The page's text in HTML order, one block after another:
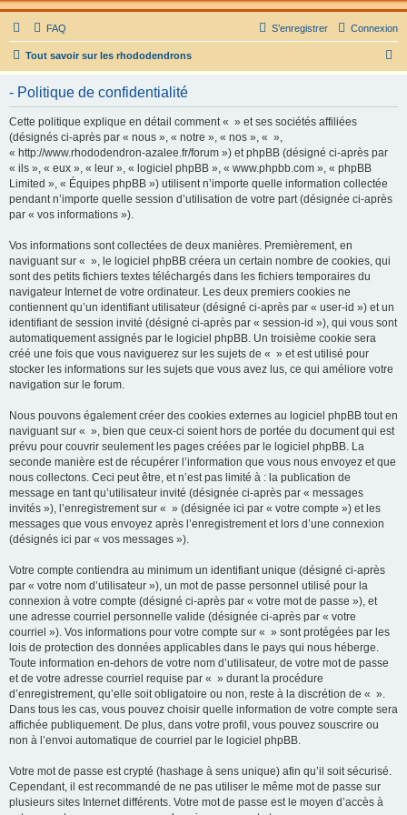
FAQ Connexion
S’enregistrer
Tout savoir sur les rhododendrons
- Politique de confidentialité
Cette politique explique en détail comment « » et ses sociétés affiliées
(désignés ci-après par « nous », « notre », « nos », « »,
« http://www.rhododendron-azalee.fr/forum ») et phpBB (désigné ci-après par
« ils », « eux », « leur », « logiciel phpBB », « www.phpbb.com », « phpBB
Limited », « Équipes phpBB ») utilisent n’importe quelle information collectée
pendant n’importe quelle session d’utilisation de votre part (désignée ci-après
par « vos informations »).
Vos informations sont collectées de deux manières. Premièrement, en
naviguant sur « », le logiciel phpBB créera un certain nombre de cookies, qui
sont des petits fichiers textes téléchargés dans les fichiers temporaires du
navigateur Internet de votre ordinateur. Les deux premiers cookies ne
contiennent qu’un identifiant utilisateur (désigné ci-après par « user-id ») et un
identifiant de session invité (désigné ci-après par « session-id »), qui vous sont
automatiquement assignés par le logiciel phpBB. Un troisième cookie sera
créé une fois que vous naviguerez sur les sujets de « » et est utilisé pour
stocker les informations sur les sujets que vous avez lus, ce qui améliore votre
navigation sur le forum.
Nous pouvons également créer des cookies externes au logiciel phpBB tout en
naviguant sur « », bien que ceux-ci soient hors de portée du document qui est
prévu pour couvrir seulement les pages créées par le logiciel phpBB. La
seconde manière est de récupérer l’information que vous nous envoyez et que
nous collectons. Ceci peut être, et n’est pas limité à : la publication de
message en tant qu’utilisateur invité (désignée ci-après par « messages
invités »), l’enregistrement sur « » (désignée ici par « votre compte ») et les
messages que vous envoyez après l’enregistrement et lors d’une connexion
(désignés ici par « vos messages »).
Votre compte contiendra au minimum un identifiant unique (désigné ci-après
par « votre nom d’utilisateur »), un mot de passe personnel utilisé pour la
connexion à votre compte (désigné ci-après par « votre mot de passe »), et
une adresse courriel personnelle valide (désignée ci-après par « votre
courriel »). Vos informations pour votre compte sur « » sont protégées par les
lois de protection des données applicables dans le pays qui nous héberge.
Toute information en-dehors de votre nom d’utilisateur, de votre mot de passe
et de votre adresse courriel requise par « » durant la procédure
d’enregistrement, qu’elle soit obligatoire ou non, reste à la discrétion de « ».
Dans tous les cas, vous pouvez choisir quelle information de votre compte sera
affichée publiquement. De plus, dans votre profil, vous pouvez souscrire ou
non à l’envoi automatique de courriel par le logiciel phpBB.
Votre mot de passe est crypté (hashage à sens unique) afin qu’il soit sécurisé.
Cependant, il est recommandé de ne pas utiliser le même mot de passe sur
plusieurs sites Internet différents. Votre mot de passe est le moyen d’accès à